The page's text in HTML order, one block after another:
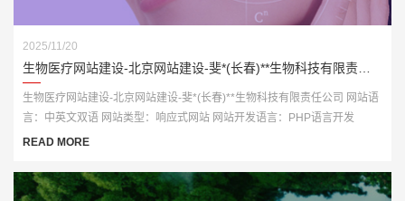
2025/11/20
生物医疗网站建设-北京网站建设-斐*(长春)**生物科技有限责任公司
生物医疗网站建设-北京网站建设-斐*(长春)**生物科技有限责任公司 网站语
言：中英文双语 网站类型：响应式网站 网站开发语言：PHP语言开发
READ MORE